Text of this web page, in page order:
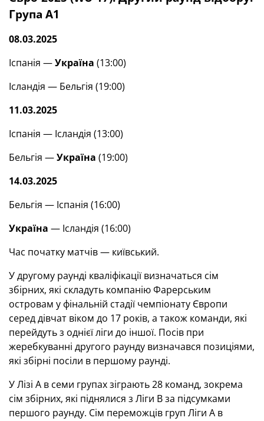
Група А1
08.03.2025
Іспанія —Україна (13:00)
Ісландія — Бельгія (19:00)
11.03.2025
Іспанія — Ісландія (13:00)
Бельгія —Україна (19:00)
14.03.2025
Бельгія — Іспанія (16:00)
Україна — Ісландія (16:00)
Час початку матчів — київський.
У другому раунді кваліфікації визначаться сім
збірних, які складуть компанію Фарерським
островам у фінальній стадії чемпіонату Європи
серед дівчат віком до 17 років, а також команди, які
перейдуть з однієї ліги до іншої. Посів при
жеребкуванні другого раунду визначався позиціями,
які збірні посіли в першому раунді.
У Лізі А в семи групах зіграють 28 команд, зокрема
сім збірних, які піднялися з Ліги В за підсумками
першого раунду. Сім переможців груп Ліги А в